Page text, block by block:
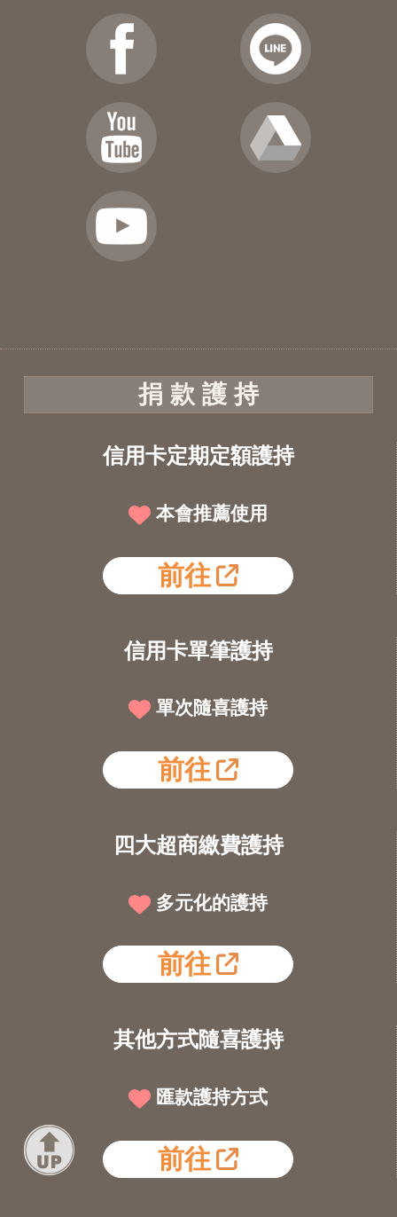
捐 款 護 持
信用卡定期定額護持
本會推薦使用
前往
信用卡單筆護持
單次隨喜護持
前往
四大超商繳費護持
多元化的護持
前往
其他方式隨喜護持
匯款護持方式
前往